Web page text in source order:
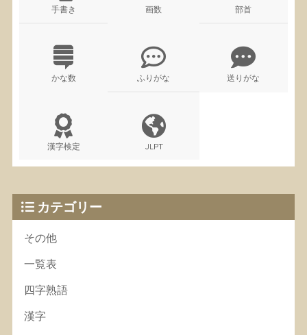
手書き 画数 部首
かな数 ふりがな 送りがな
漢字検定 JLPT
カテゴリー
その他
一覧表
四字熟語
漢字